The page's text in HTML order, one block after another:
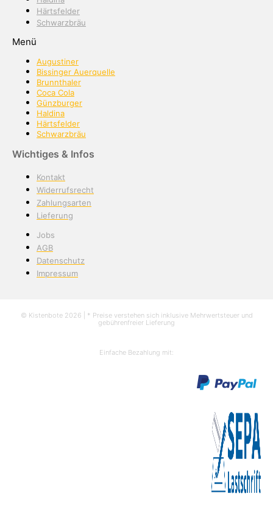
Härtsfelder
Schwarzbräu
Menü
Augustiner
Bissinger Auerquelle
Brunnthaler
Coca Cola
Günzburger
Haldina
Härtsfelder
Schwarzbräu
Wichtiges & Infos
Kontakt
Widerrufsrecht
Zahlungsarten
Lieferung
Jobs
AGB
Datenschutz
Impressum
© Kistenbote 2026 | * Preise verstehen sich inklusive Mehrwertsteuer und
gebührenfreier Lieferung
Einfache Bezahlung mit: